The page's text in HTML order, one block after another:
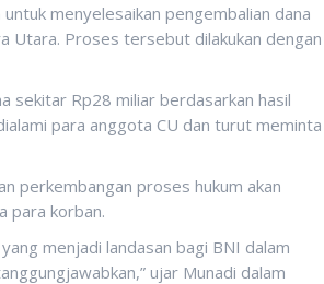
menyelesaikan pengembalian dana
Utara. Proses tersebut dilakukan dengan
sekitar Rp28 miliar berdasarkan hasil
para anggota CU dan turut meminta
perkembangan proses hukum akan
para korban.
menjadi landasan bagi BNI dalam
ujar Munadi dalam